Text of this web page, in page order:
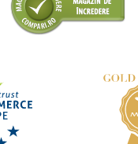
Geantă de voiaj Europe